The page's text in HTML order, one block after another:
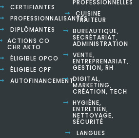
CERTIFIANTES
PROFESSIONNALISANTES
DIPLÔMANTES
ACTIONS CO
CHR AKTO
ÉLIGIBLE OPCO
ÉLIGIBLE CPF
AUTOFINANCEMENT
PROFESSIONNELLES
CUISINE
TRAITEUR
BUREAUTIQUE,
SECRÉTARIAT,
ADMINISTRATION
VENTE,
ENTREPRENARIAT,
GESTION, RH
DIGITAL,
MARKETING,
CRÉATION, TECH
HYGIÈNE,
ENTRETIEN,
NETTOYAGE,
SÉCURITÉ
LANGUES